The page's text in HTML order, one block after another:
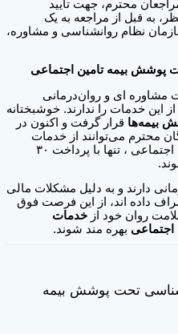
محترم، جهت تایید
به قبل از مراجعه به یک
نظام روانشناسی و مشاوره،
پوشش بیمه تامین اجتماعی
مشاوره ای و روان‌درمانی
این خدمات را ندارند. خوشبختانه
بیمه‌‌ها قرار گرفت و اکنون در
محترم می‌توانند از خدمات
دارند و به دلیل مشکلات مالی
داده اند، از این فرصت فوق
روان خود از خدمات
بهره مند شوند.
تحت پوشش بیمه